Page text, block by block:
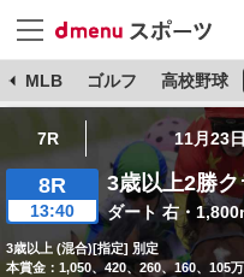
MLB ゴルフ 高校野球
7R 11月23
8R
13:40
3歳以上2勝
ダート 右・
3歳以上 (混合)[指定] 別定
本賞金：1,050、420、260、160、105万